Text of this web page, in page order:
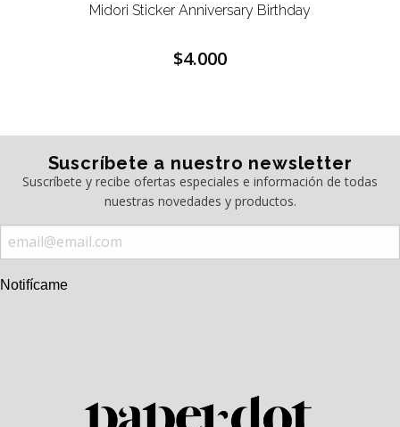
Midori Sticker Anniversary Birthday
$4.000
Suscríbete a nuestro newsletter
Suscríbete y recibe ofertas especiales e información de todas
nuestras novedades y productos.
Notifícame